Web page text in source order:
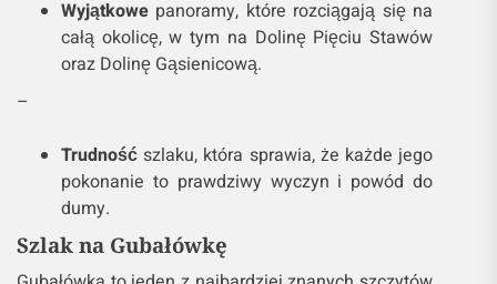
Wyjątkowe panoramy, które rozciągają się na
całą okolicę, w tym na Dolinę Pięciu Stawów
oraz Dolinę Gąsienicową.
–
Trudność szlaku, która sprawia, że każde jego
pokonanie to prawdziwy wyczyn i powód do
dumy.
Szlak na Gubałówkę